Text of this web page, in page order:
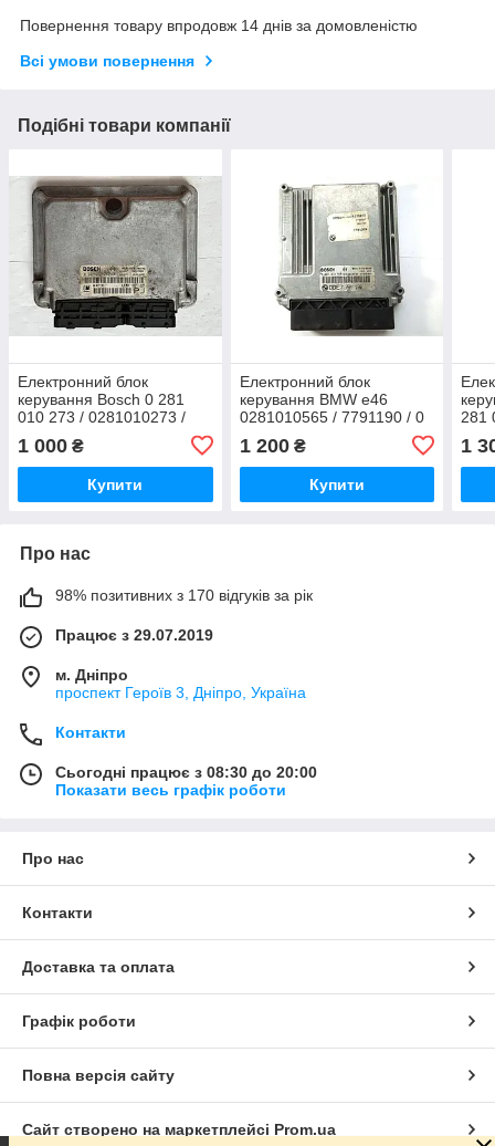
Повернення товару впродовж 14 днів за домовленістю
Всі умови повернення
Подібні товари компанії
Електронний блок
керування Bosch 0 281
010 273 / 0281010273 /
1 000 ₴
Купити
Електронний блок
керування BMW e46
0281010565 / 7791190 / 0
1 200₴
Купити
281
1
Про нас
98% позитивних з 170 відгуків за рік
Працює з 29.07.2019
м. Дніпро
проспект Героїв 3, Дніпро, Україна
Контакти
Сьогодні працює з 08:30 до 20:00
Показати весь графік роботи
Про нас
Контакти
Доставка та оплата
Графік роботи
Повна версія сайту
Сайт створено на маркетплейсі Prom.ua